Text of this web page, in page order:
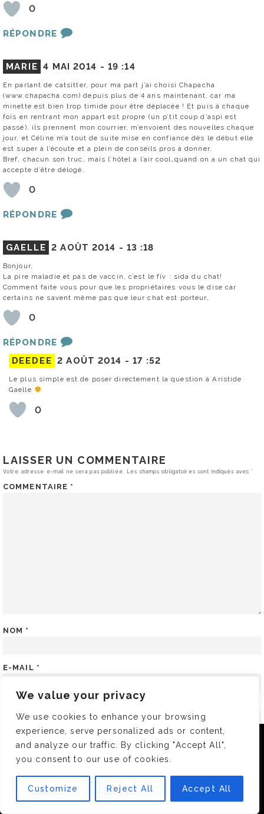
We value your privacy
We use cookies to enhance your browsing
experience, serve personalized ads or content,
and analyze our traffic. By clicking "Accept All",
you consent to our use of cookies.
Customize Reject All Accept All
0
RÉPONDRE
MARIE 4 MAI 2014 - 19 :14
En parlant de catsitter, pour ma part j’ai choisi Chapacha
(www.chapacha.com) depuis plus de 4 ans maintenant, car ma
minette est bien trop timide pour être déplacée ! Et puis à chaque
fois en rentrant mon appart est propre (un p’tit coup d’aspi est
passé), ils prennent mon courrier, m’envoient des nouvelles chaque
jour, et Céline m’a tout de suite mise en confiance dès le début elle
est super à l’écoute et a plein de conseils pros à donner.
Bref, chacun son truc, mais l’hôtel a l’air cool…quand on a un chat qui
accepte d’être délogé.
0
RÉPONDRE
GAELLE 2 AOÛT 2014 - 13 :18
Bonjour,
La pire maladie et pas de vaccin, c’est le fiv : sida du chat!
Comment faite vous pour que les propriétaires vous le dise car
certains ne savent même pas que leur chat est porteur…
0
RÉPONDRE
DEEDEE 2 AOÛT 2014 - 17 :52
Le plus simple est de poser directement la question à Aristide
Gaelle
0
LAISSER UN COMMENTAIRE
Votre adresse e-mail ne sera pas publiée. Les champs obligatoires sont indiqués avec*
COMMENTAIRE *
NOM *
E-MAIL *
ENREGISTRER MON NOM, MON E-MAIL ET MON SITE DANS
LE NAVIGATEUR POUR MON PROCHAIN COMMENTAIRE.
A PROPOS
Nous utilisons des cookies pour vous garantir la meilleure
expérience sur notre site. Si vous continuez à utiliser ce
dernier, nous considérerons que vous acceptez l'utilisation des
cookies.
OK